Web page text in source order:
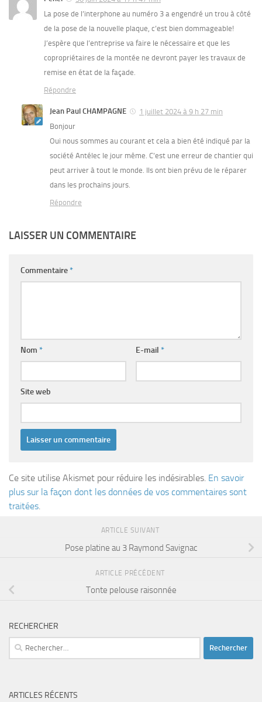
La pose de l’interphone au numéro 3 a engendré un trou à côté
de la pose de la nouvelle plaque, c’est bien dommageable!
J’espère que l’entreprise va faire le nécessaire et que les
copropriétaires de la montée ne devront payer les travaux de
remise en état de la façade.
Répondre
Jean Paul CHAMPAGNE
1 juillet 2024 à 9 h 27 min
Bonjour
Oui nous sommes au courant et cela a bien été indiqué par la
société Antélec le jour même. C’est une erreur de chantier qui
peut arriver à tout le monde. Ils ont bien prévu de le réparer
dans les prochains jours.
Répondre
LAISSER UN COMMENTAIRE
Commentaire*
Nom * E-mail *
Site web
Ce site utilise Akismet pour réduire les indésirables. En savoir
plus sur la façon dont les données de vos commentaires sont
traitées
ARTICLE SUIVANT
Pose platine au 3 Raymond Savignac
ARTICLE PRÉCÉDENT
Tonte pelouse raisonnée
RECHERCHER
Rechercher :
ARTICLES RÉCENTS